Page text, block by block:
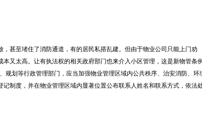
甚至堵住了消防通道，有的居民私搭乱建。但由于物业公司只能上门劝
又太高。让有执法权的相关政府部门也来介入小区管理，这是新物管条例
规划等行政管理部门，应当加强物业管理区域内公共秩序、治安消防、环
制度，并在物业管理区域内显著位置公布联系人姓名和联系方式，依法